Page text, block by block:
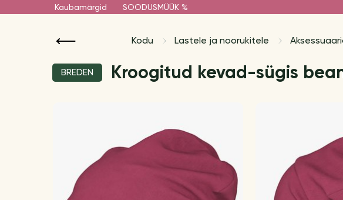
Kaubamärgid
SOODUSMÜÜK %
Kodu Lastele ja noorukitele
BREDEN Kroogitud kevad-sügis